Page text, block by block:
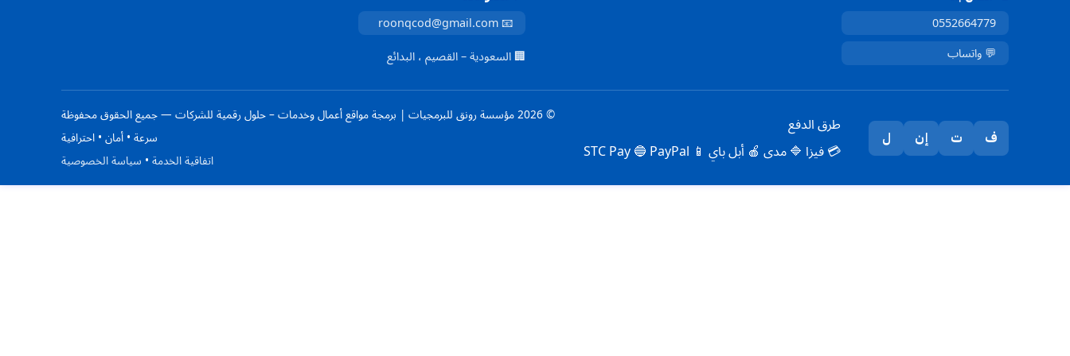
0552664779
💬 واتساب
📧 roonqcod@gmail.com
🏢 السعودية – القصيم ، البدائع
ف ت إن ل
طرق الدفع
💳 فيزا 🔷 مدى 🍎 أبل باي 📱 STC Pay
🔵 PayPal
© 2026 مؤسسة رونق للبرمجيات | برمجة مواقع أعمال وخدمات – حلول رقمية للشركات — جميع الحقوق محفوظة
سرعة • أمان • احترافية
اتفاقية الخدمة • سياسة الخصوصية